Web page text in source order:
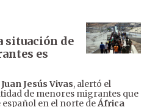
situación de
es
Juan Jesús Vivas, alertó el
de menores migrantes que
español en el norte deÁfrica